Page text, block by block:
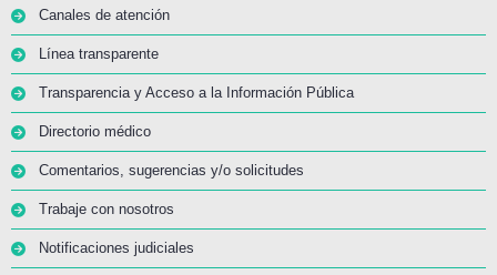
Canales de atención
Línea transparente
Transparencia y Acceso a la Información Pública
Directorio médico
Comentarios, sugerencias y/o solicitudes
Trabaje con nosotros
Notificaciones judiciales